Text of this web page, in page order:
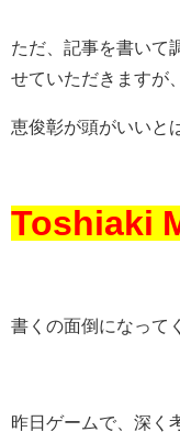
ただ、記事を書いて
せていただきますが、
恵俊彰が頭がいいと
Toshiaki
書くの面倒になって
昨日ゲームで、深く